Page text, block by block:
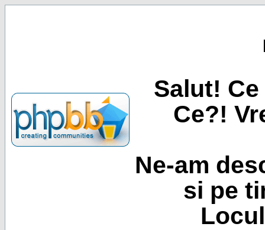
Salut!
Ce?!
Ne-am
si pe